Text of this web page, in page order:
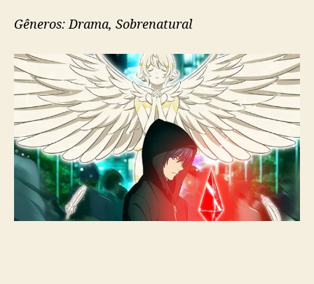
Gêneros: Drama, Sobrenatural